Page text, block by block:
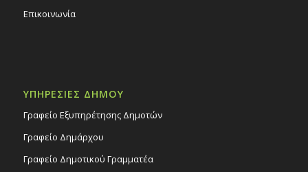
Επικοινωνία
ΥΠΗΡΕΣΙΕΣ ΔΗΜΟΥ
Γραφείο Εξυπηρέτησης Δημοτών
Γραφείο Δημάρχου
Γραφείο Δημοτικού Γραμματέα